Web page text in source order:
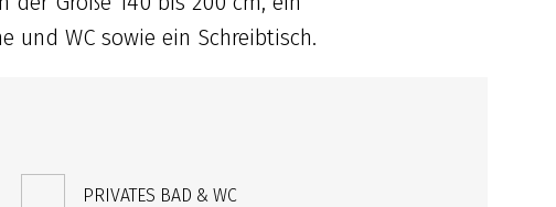
und WC sowie ein Schreibtisch.
PRIVATES BAD & WC